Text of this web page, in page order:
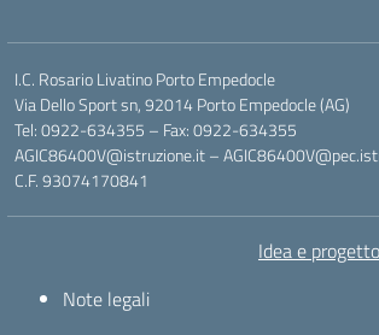
I.C. Rosario Livatino Porto Empedocle
Via Dello Sport sn, 92014 Porto Empedocle (AG)
Tel: 0922-634355 – Fax: 0922-634355
AGIC86400V@istruzione.it–
C.F. 93074170841
Idea e
Note legali